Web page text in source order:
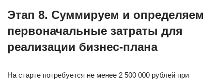
Этап 8. Суммируем и определяем
первоначальные затраты для
реализации бизнес-плана
На старте потребуется не менее 2 500 000 рублей при